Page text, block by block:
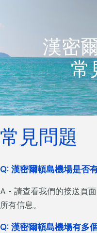
漢密
常
常見問題
Q: 漢密爾頓島機場是否
A - 請查看我們的接送頁
所有信息。
Q: 漢密爾頓島機場有多